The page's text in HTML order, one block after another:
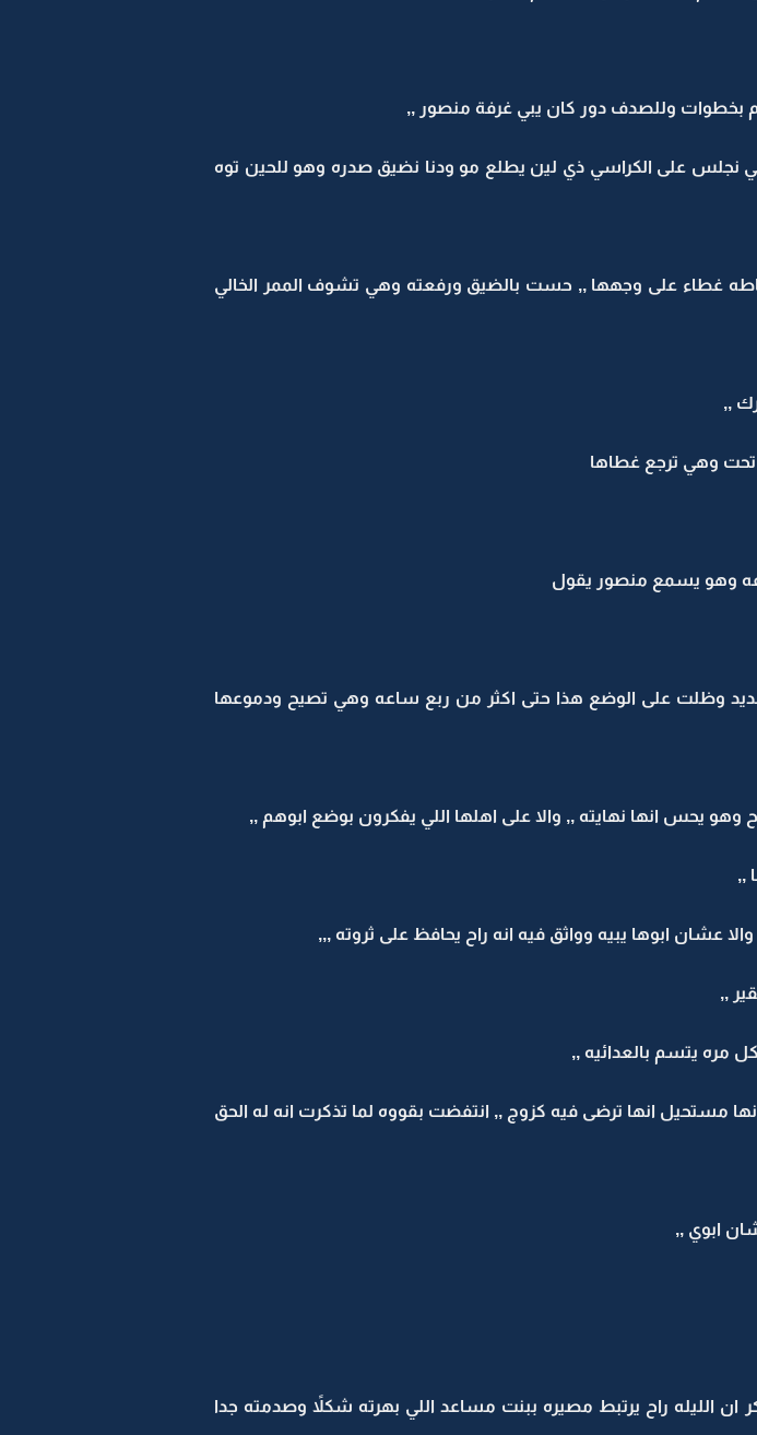
وللصدف دور كان يبي غرفة منصور ,,
نجلس على الكراسي ذي لين يطلع مو ودنا نضيق صدره وهو للحين توه
غطاء على وجهها ,, حست بالضيق ورفعته وهي تشوف الممر الخالي
,,
تحت وهي ترجع غطاها
وهو يسمع منصور يقول
وظلت على الوضع هذا حتى اكثر من ربع ساعه وهي تصيح ودموعها
وهو يحس انها نهايته ,, والا على اهلها اللي يفكرون بوضع ابوهم ,,
,,
ابوها يبيه وواثق فيه انه راح يحافظ على ثروته ,,,
,,
مره يتسم بالعدائيه ,,
مستحيل انها ترضى فيه كزوج ,, انتفضت بقووه لما تذكرت انه له الحق
ابوي ,,
الليله راح يرتبط مصيره ببنت مساعد اللي بهرته شكلاً وصدمته جدا